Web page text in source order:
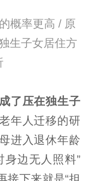
概率更高 / 原
生子女居住方
了压在独生子
年人迁移的研
进入退休年龄
身边无人照料”